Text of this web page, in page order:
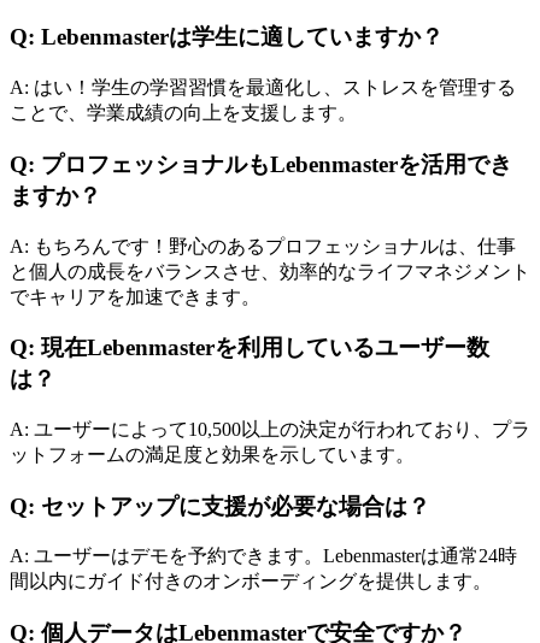
Q: Lebenmasterは学生に適していますか？
A: はい！学生の学習習慣を最適化し、ストレスを管理する
ことで、学業成績の向上を支援します。
Q: プロフェッショナルもLebenmasterを活用でき
ますか？
A: もちろんです！野心のあるプロフェッショナルは、仕事
と個人の成長をバランスさせ、効率的なライフマネジメント
でキャリアを加速できます。
Q: 現在Lebenmasterを利用しているユーザー数
は？
A: ユーザーによって10,500以上の決定が行われており、プラ
ットフォームの満足度と効果を示しています。
Q: セットアップに支援が必要な場合は？
A: ユーザーはデモを予約できます。Lebenmasterは通常24時
間以内にガイド付きのオンボーディングを提供します。
Q: 個人データはLebenmasterで安全ですか？